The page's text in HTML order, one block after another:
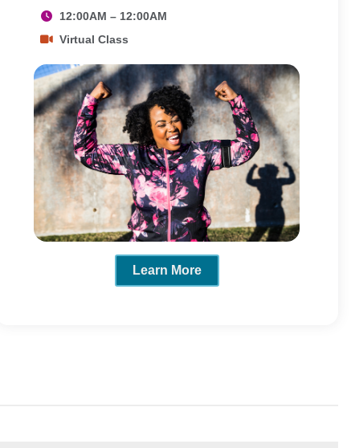
12:00AM – 12:00AM
Virtual Class
Learn More